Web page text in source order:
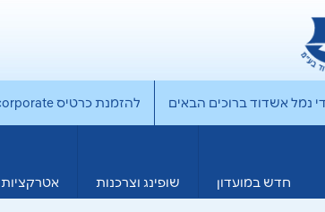
נמל אשדוד ברוכים הבאים להזמנת כרטיס corporate
חדש במועדון שופינג וצרכנות אטרקציות